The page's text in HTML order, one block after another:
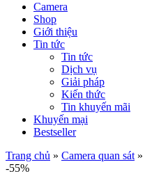
Camera
Shop
Giới thiệu
Tin tức
Tin tức
Dịch vụ
Giải pháp
Kiến thức
Tin khuyến mãi
Khuyến mại
Bestseller
Trang chủ » Camera quan sát »
-55%